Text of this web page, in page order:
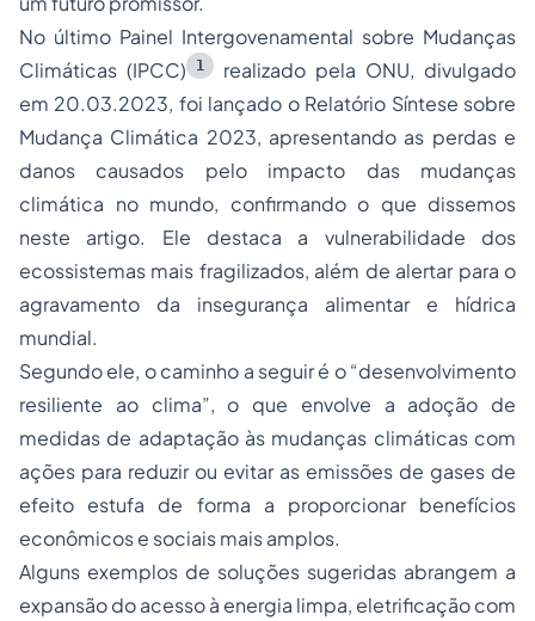
No último Painel Intergovenamental sobre Mudanças
Climáticas (IPCC)
1
realizado pela ONU, divulgado
em 20.03.2023, foi lançado o Relatório Síntese sobre
Mudança Climática 2023, apresentando as perdas e
danos causados pelo impacto das mudanças
climática no mundo, confirmando o que dissemos
neste artigo. Ele destaca a vulnerabilidade dos
ecossistemas mais fragilizados, além de alertar para o
agravamento da insegurança alimentar e hídrica
mundial.
Segundo ele, o caminho a seguir é o “desenvolvimento
resiliente ao clima”, o que envolve a adoção de
medidas de adaptação às mudanças climáticas com
ações para reduzir ou evitar as emissões de gases de
efeito estufa de forma a proporcionar benefícios
econômicos e sociais mais amplos.
Alguns exemplos de soluções sugeridas abrangem a
expansão do acesso à energia limpa, eletrificação com